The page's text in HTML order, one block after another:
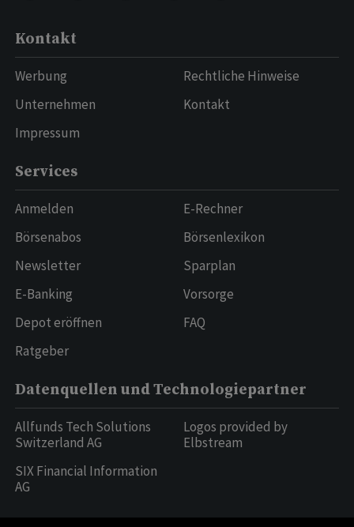
Kontakt
Werbung
Unternehmen
Impressum
Rechtliche Hinweise
Kontakt
Services
Anmelden
Börsenabos
Newsletter
E-Banking
Depot eröffnen
Ratgeber
E-Rechner
Börsenlexikon
Sparplan
Vorsorge
FAQ
Datenquellen und Technologiepartner
Allfunds Tech Solutions
Switzerland AG
SIX Financial Information
AG
Logos provided by
Elbstream